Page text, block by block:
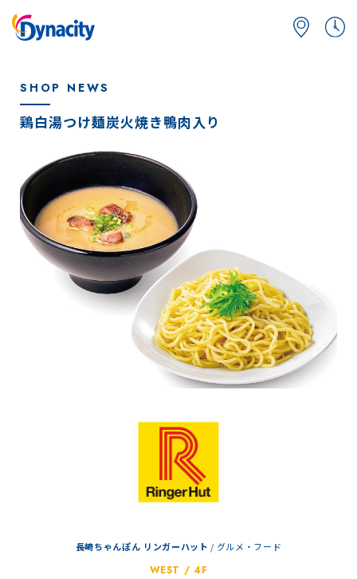
SHOP NEWS
鶏白湯つけ麺炭火焼き鴨肉入り
長崎ちゃんぽん リンガーハット / グルメ・フード
WEST / 4F